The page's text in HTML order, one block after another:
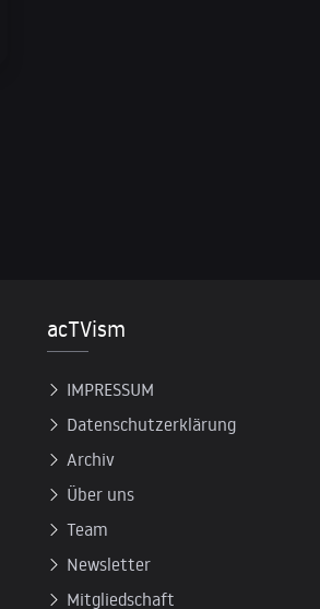
acTVism
IMPRESSUM
Datenschutzerklärung
Archiv
Über uns
Team
Newsletter
Mitgliedschaft